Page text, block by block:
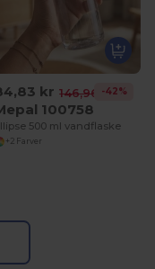
kr 146,96 kr-42%
100758
500 ml vandflaske
+2 Farver